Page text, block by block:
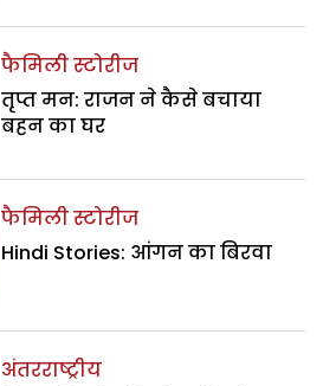
फैमिली स्टोरीज
तृप्त मन: राजन ने कैसे बचाया
बहन का घर
फैमिली स्टोरीज
Hindi Stories: आंगन का बिरवा
अंतरराष्ट्रीय